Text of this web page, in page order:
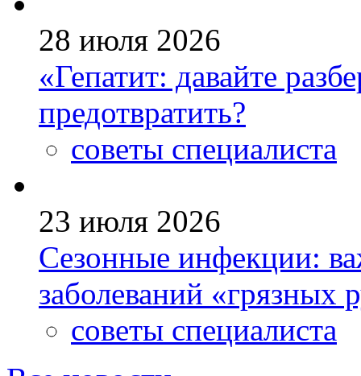
28 июля 2026
«Гепатит: давайте
предотвратить?
советы специалиста
23 июля 2026
Сезонные инфекции:
заболеваний «грязных
советы специалиста